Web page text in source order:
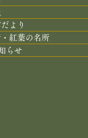
より
紅葉の名所
らせ